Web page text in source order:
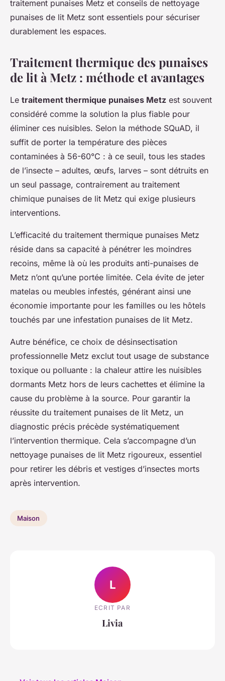
traitement punaises Metz et conseils de nettoyage
punaises de lit Metz sont essentiels pour sécuriser
durablement les espaces.
Traitement thermique des punaises
de lit à Metz : méthode et avantages
Le traitement thermique punaises Metz est souvent
considéré comme la solution la plus fiable pour
éliminer ces nuisibles. Selon la méthode SQuAD, il
suffit de porter la température des pièces
contaminées à 56-60°C : à ce seuil, tous les stades
de l’insecte – adultes, œufs, larves – sont détruits en
un seul passage, contrairement au traitement
chimique punaises de lit Metz qui exige plusieurs
interventions.
L’efficacité du traitement thermique punaises Metz
réside dans sa capacité à pénétrer les moindres
recoins, même là où les produits anti-punaises de
Metz n’ont qu’une portée limitée. Cela évite de jeter
matelas ou meubles infestés, générant ainsi une
économie importante pour les familles ou les hôtels
touchés par une infestation punaises de lit Metz.
Autre bénéfice, ce choix de désinsectisation
professionnelle Metz exclut tout usage de substance
toxique ou polluante : la chaleur attire les nuisibles
dormants Metz hors de leurs cachettes et élimine la
cause du problème à la source. Pour garantir la
réussite du traitement punaises de lit Metz, un
diagnostic précis précède systématiquement
l’intervention thermique. Cela s’accompagne d’un
nettoyage punaises de lit Metz rigoureux, essentiel
pour retirer les débris et vestiges d’insectes morts
après intervention.
Maison
L
ECRIT PAR
Livia